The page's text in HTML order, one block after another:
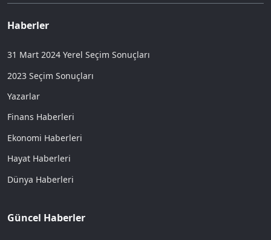
Haberler
31 Mart 2024 Yerel Seçim Sonuçları
2023 Seçim Sonuçları
Yazarlar
Finans Haberleri
Ekonomi Haberleri
Hayat Haberleri
Dünya Haberleri
Güncel Haberler